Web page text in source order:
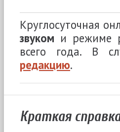
Круглосуточная
звуком и режиме
всего года. В
редакцию.
Краткая